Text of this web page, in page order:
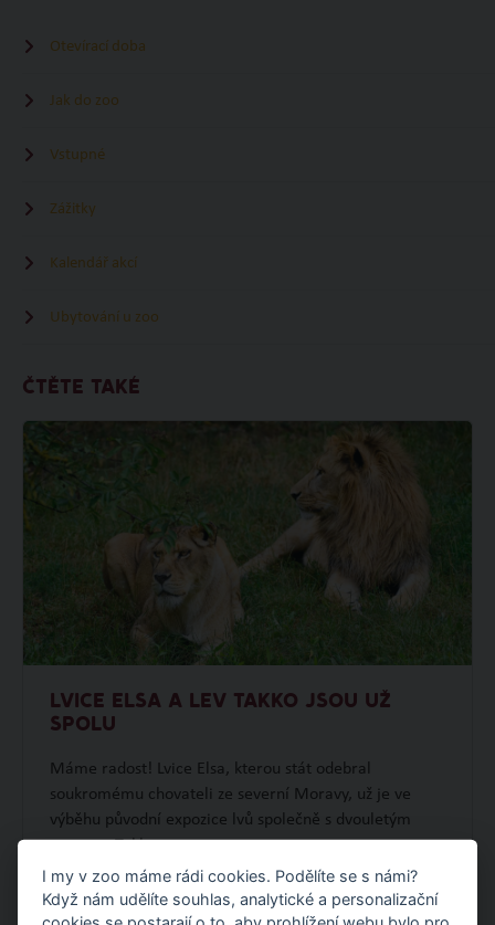
Otevírací doba
Jak do zoo
Vstupné
Zážitky
Kalendář akcí
Ubytování u zoo
ČTĚTE TAKÉ
LVICE ELSA A LEV TAKKO JSOU UŽ
SPOLU
Máme radost! Lvice Elsa, kterou stát odebral
soukromému chovateli ze severní Moravy, už je ve
výběhu původní expozice lvů společně s dvouletým
samcem Takkem.
OBJEVTE NOVÉ VĚCI
I my v zoo máme rádi cookies. Podělíte se s námi?
Když nám udělíte souhlas, analytické a personalizační